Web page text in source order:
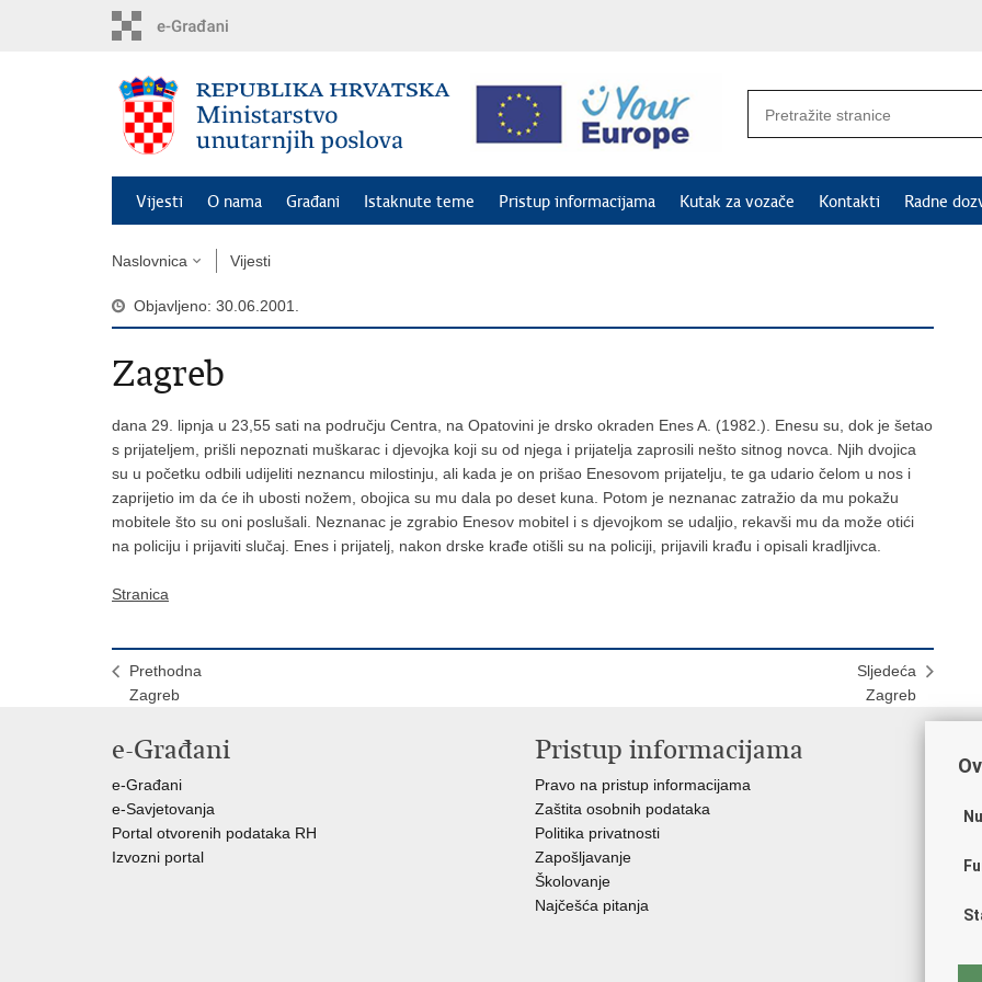
Vijesti O nama Građani Istaknute teme Pristup informacijama Kutak za vozače Kontakti Radne
Naslovnica Vijesti
Objavljeno: 30.06.2001.
Zagreb
dana 29. lipnja u 23,55 sati na području Centra, na Opatovini je drsko okraden Enes A. (1982.). Enesu su, dok je šetao
s prijateljem, prišli nepoznati muškarac i djevojka koji su od njega i prijatelja zaprosili nešto sitnog novca. Njih dvojica
su u početku odbili udijeliti neznancu milostinju, ali kada je on prišao Enesovom prijatelju, te ga udario čelom u nos i
zaprijetio im da će ih ubosti nožem, obojica su mu dala po deset kuna. Potom je neznanac zatražio da mu pokažu
mobitele što su oni poslušali. Neznanac je zgrabio Enesov mobitel i s djevojkom se udaljio, rekavši mu da može otići
na policiju i prijaviti slučaj. Enes i prijatelj, nakon drske krađe otišli su na policiji, prijavili krađu i opisali kradljivca.
Stranica
Prethodna
Zagreb
Sljedeća
Zagreb
e-Građani
e-Građani
e-Savjetovanja
Portal otvorenih podataka RH
Izvozni portal
Pristup informacijama
Pravo na pristup informacijama
Zaštita osobnih podataka
Politika privatnosti
Zapošljavanje
Školovanje
Najčešća pitanja